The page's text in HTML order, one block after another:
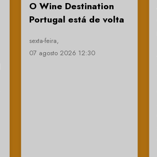
O Wine Destination
Portugal está de volta
sexta-feira,
07 agosto 2026 12:30